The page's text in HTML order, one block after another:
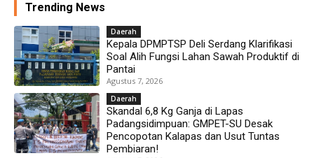
Trending News
Daerah
Kepala DPMPTSP Deli Serdang Klarifikasi
Soal Alih Fungsi Lahan Sawah Produktif di
Pantai
Agustus 7, 2026
Daerah
Skandal 6,8 Kg Ganja di Lapas
Padangsidimpuan: GMPET-SU Desak
Pencopotan Kalapas dan Usut Tuntas
Pembiaran!